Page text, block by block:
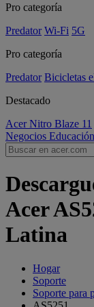
Pro categoría
Predator Wi-Fi 5G
Pro categoría
Predator Bicicletas
Destacado
Acer Nitro Blaze 11
Negocios Educación
Acer
Latina
Hogar
Soporte
Soporte para